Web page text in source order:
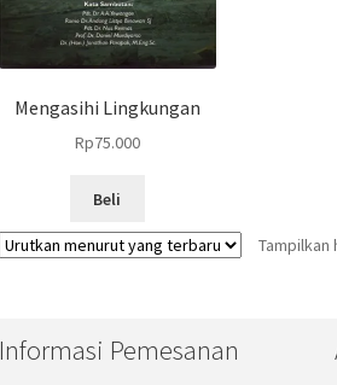
Mengasihi Lingkungan
Rp75.000
Beli
Tampilkan
Informasi Pemesanan